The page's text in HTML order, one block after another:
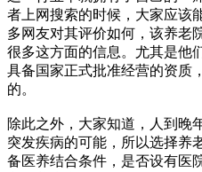
者上网搜索的时候，大家应该
多网友对其评价如何，该养老
很多这方面的信息。尤其是他
具备国家正式批准经营的资质
的。
除此之外，大家知道，人到晚
突发疾病的可能，所以选择养
备医养结合条件，是否设有医